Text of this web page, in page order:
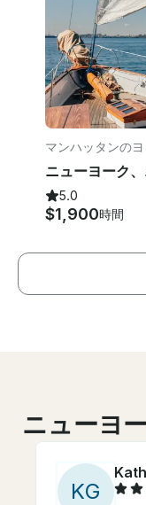
マンハッタンのヨ
5.0
$1,900時間
ニューヨ
KG